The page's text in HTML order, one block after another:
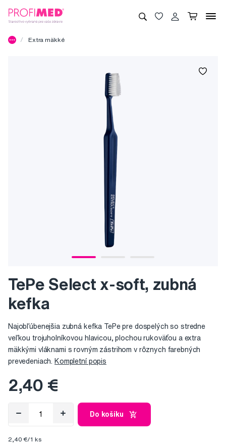
Extra mäkké
TePe Select x-soft, zubná
kefka
Najobľúbenejšia zubná kefka TePe pre dospelých so stredne
veľkou trojuholníkovou hlavicou, plochou rukoväťou a extra
mäkkými vláknami s rovným zástrihom v rôznych farebných
prevedeniach. Kompletní popis
2,40 €
Do košíku
2,40 €/1 ks